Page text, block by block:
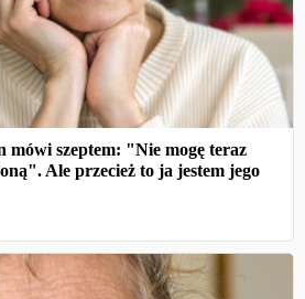
mówi szeptem: "Nie mogę teraz
Ale przecież to ja jestem jego